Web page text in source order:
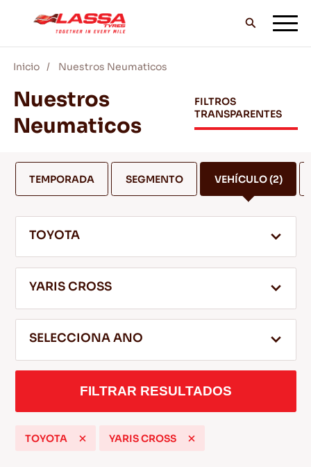
TODOS LOS NEUMÁTICOS LASSA
DISTRIBUIDORES
BLOG Y VIDEOS
SERVICIO Y AYUDA
Consejos Para conducir En La Nieve
Inicio Nuestros Neumaticos
Nuestros
Neumaticos
FILTROS
TRANSPARENTES
TEMPORADA SEGMENTO VEHÍCULO(2)
TOYOTA
YARIS CROSS
SELECCIONA ANO
FILTRAR RESULTADOS
TOYOTA YARIS CROSS